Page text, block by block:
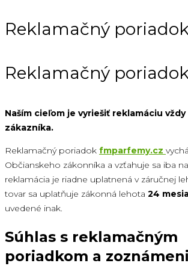
Reklamačný
Reklamačný
Naším cieľom je vyriešiť reklamáciu
zákazníka.
Reklamačný poriadok fmparfemy.cz
Občianskeho zákonníka a vzťahuje sa iba
reklamácia je riadne uplatnená v záručnej
tovar sa uplatňuje zákonná lehota 24
uvedené inak.
Súhlas s reklamačným
poriadkom a